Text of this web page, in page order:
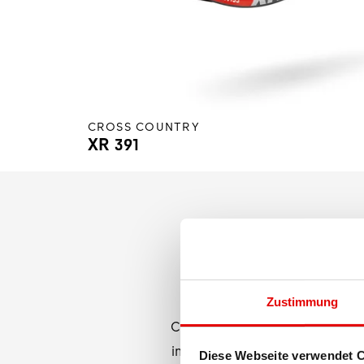
Zustimmung
Diese Webseite verwendet
CROSS COUNTRY
XR 391
Moderne XC-Felge: Die
Country-Kursen zu bestehen.
in derselben Liga wie dein